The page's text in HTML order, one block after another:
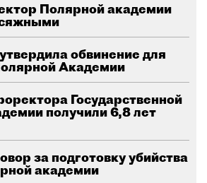
Полярной академии
обвинение для
Академии
Государственной
получили 6,8 лет
за подготовку убийства
академии